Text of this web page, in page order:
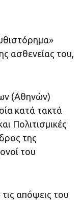
ασθενείας του,
(Αθηνών)
κατά τακτά
Πολιτισμικές
της
του
απόψεις του